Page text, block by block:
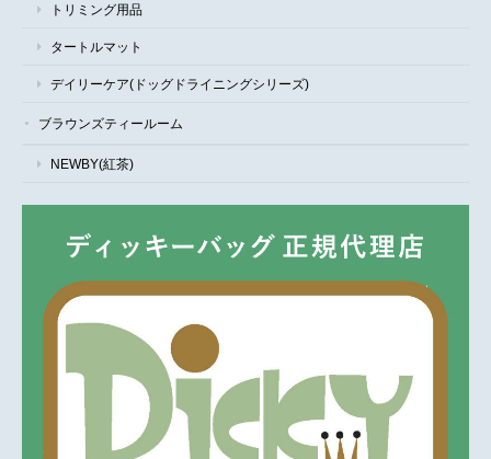
トリミング用品
タートルマット
デイリーケア(ドッグドライニングシリーズ)
ブラウンズティールーム
NEWBY(紅茶)